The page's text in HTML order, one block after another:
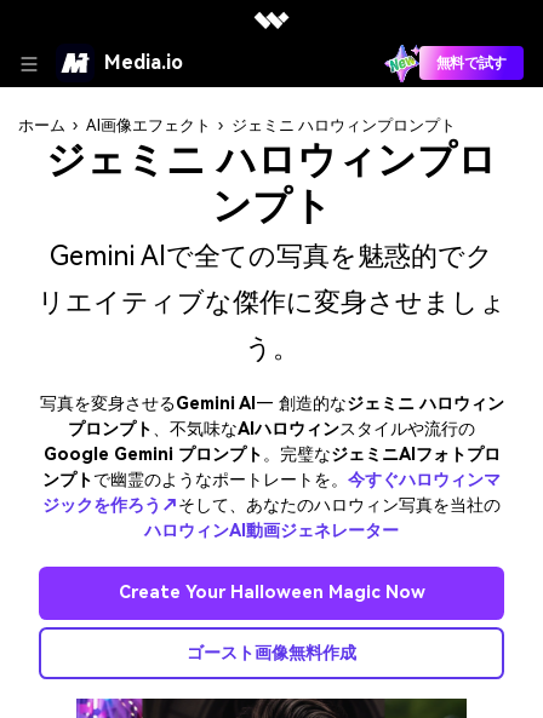
Media.io 無料で試す
ホーム › AI画像エフェクト › ジェミニ ハロウィンプロンプト
ジェミニ ハロウィンプロ
ンプト
Gemini AIで全ての写真を魅惑的でク
リエイティブな傑作に変身させましょ
う。
写真を変身させるGemini AI — 創造的なジェミニ ハロウィン
プロンプト、不気味なAIハロウィンスタイルや流行の
Google Gemini プロンプト。完璧なジェミニAIフォトプロ
ンプトで幽霊のようなポートレートを。 今すぐハロウィンマ
ジックを作ろう↗そして、あなたのハロウィン写真を当社の
ハロウィンAI動画ジェネレーター
Create Your Halloween Magic Now
ゴースト画像無料作成